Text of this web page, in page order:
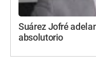
Suárez Jofré
absolutorio